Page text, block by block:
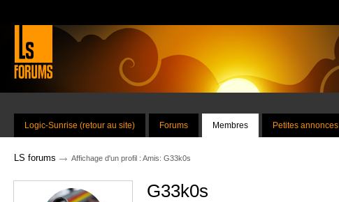
Logic-Sunrise (retour au site) Forums Membres Petites annonces
LS forums → Affichage d'un profil : Amis: G33k0s
G33k0s